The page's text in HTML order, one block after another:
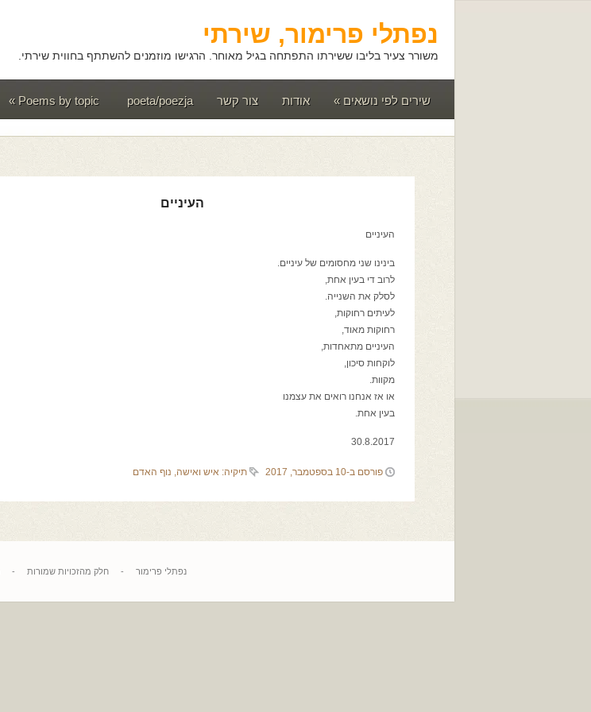
נפתלי פרימור, שירתי
משורר צעיר בליבו ששירתו התפתחה בגיל מאוחר. הרגישו מוזמנים להשתתף בחווית שירתי.
שירים לפי נושאים » אודות צור קשר poeta/poezja
Poems by topic
»
העיניים
העיניים
בינינו שני מחסומים של עיניים.
לרוב די בעין אחת,
לסלק את השנייה.
לעיתים רחוקות,
רחוקות מאוד,
העיניים מתאחדות,
לוקחות סיכון,
מקוות.
או אז אנחנו רואים את עצמנו
בעין אחת.
30.8.2017
פורסם ב-10 בספטמבר, 2017 תיקיה: איש ואישה, נוף האדם
נפתלי פרימור -חלק מהזכויות שמורות -